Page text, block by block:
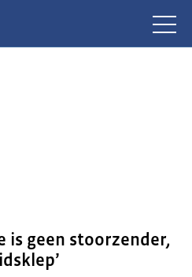
is geen stoorzender,